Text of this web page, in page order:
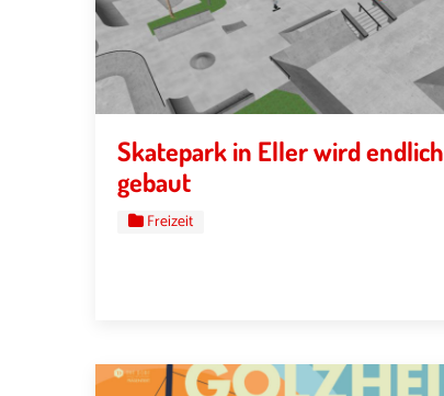
Skatepark in Eller wird endlich
gebaut
Freizeit